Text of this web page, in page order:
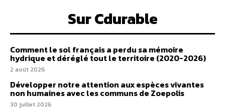
Sur Cdurable
Comment le sol français a perdu sa mémoire
hydrique et déréglé tout le territoire (2020-2026)
2 août 2026
Développer notre attention aux espèces vivantes
non humaines avec les communs de Zoepolis
30 juillet 2026